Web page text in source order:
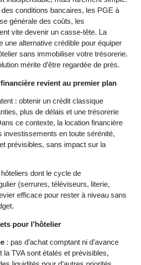
conditions bancaires, les PGE à
générale des coûts, les
vite devenir un casse-tête. La
une alternative crédible pour équiper
sans immobiliser votre trésorerie.
mérite d’être regardée de près.
revient au premier plan
: obtenir un crédit classique
plus de délais et une trésorerie
ce contexte, la location financière
investissements en toute sérénité,
prévisibles, sans impact sur la
dont le cycle de
(serrures, téléviseurs, literie,
efficace pour rester à niveau sans
pour l’hôtelier
: pas d’achat comptant ni d’avance
TVA sont étalés et prévisibles,